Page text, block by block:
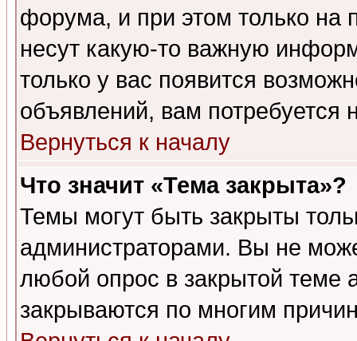
форума, и при этом только на
несут какую-то важную
только у вас появится
объявлений, вам потребуется
Вернуться к началу
Что значит «Тема закрыта»?
Темы могут быть закрыты
администраторами. Вы не
любой опрос в закрытой теме
закрываются по многим